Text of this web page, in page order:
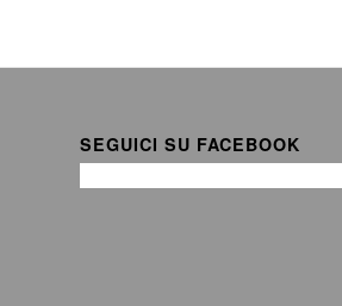
SEGUICI SU FACEBOOK